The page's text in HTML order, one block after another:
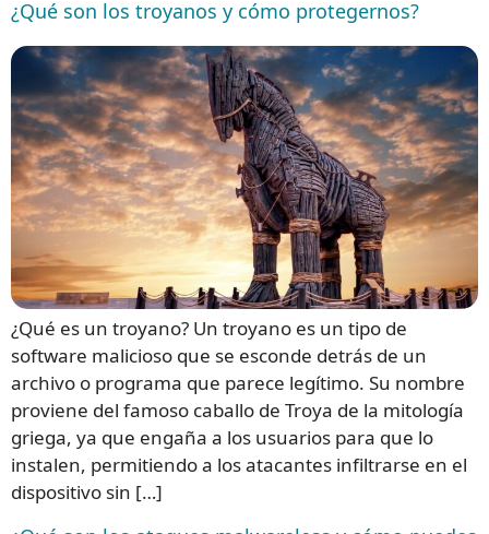
¿Qué son los troyanos y cómo protegernos?
¿Qué es un troyano? Un troyano es un tipo de
software malicioso que se esconde detrás de un
archivo o programa que parece legítimo. Su nombre
proviene del famoso caballo de Troya de la mitología
griega, ya que engaña a los usuarios para que lo
instalen, permitiendo a los atacantes infiltrarse en el
dispositivo sin […]